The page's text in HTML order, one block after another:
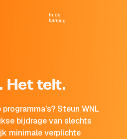
Het telt.
Steun WNL
bijdrage van slechts
minimale verplichte
In de
kantine